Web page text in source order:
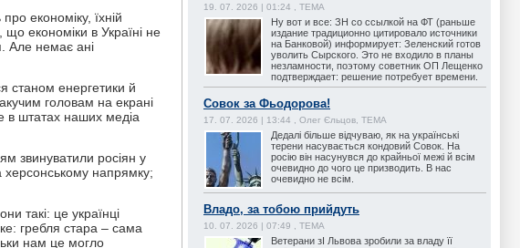
економіку, їхній
економіки в Україні не
Але немає ані
станом енергетики й
головам на екрані
в штатах наших медіа
звинуватили росіян у
херсонському напрямку;
такі: це українці
гребля стара – сама
нам це могло
19. 07. 2026 | 01:24 , ТЕМА
Ну вот и все: ЗН со ссылкой на ФТ (раньше
издание традиционно цитировало источники
на Банковой) информирует: Зеленский готов
уволить Сырского. Это не входило в планы
незламности, поэтому советник ОП Лещенко
подтверждает: решение потребует времени.
Совок за Фьодорова!
17. 07. 2026 | 13:44 , Олег Єльцов, ТЕМА
Дедалі більше відчуваю, як на українські
терени насувається кондовий Совок. На
росію він насунувся до крайньої межі й всім
очевидно до чого це призводить. В нас
очевидно не всім.
Владо, за тобою прийдуть
10. 07. 2026 | 07:49 , ТЕМА
Ветерани зІ Львова зробили за владу її